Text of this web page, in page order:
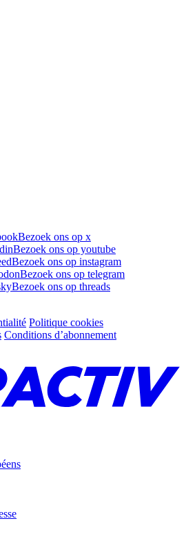
Bezoek ons op x
Bezoek ons op youtube
Bezoek ons op instagram
Bezoek ons op telegram
Bezoek ons op threads
Politique cookies
Conditions d’abonnement